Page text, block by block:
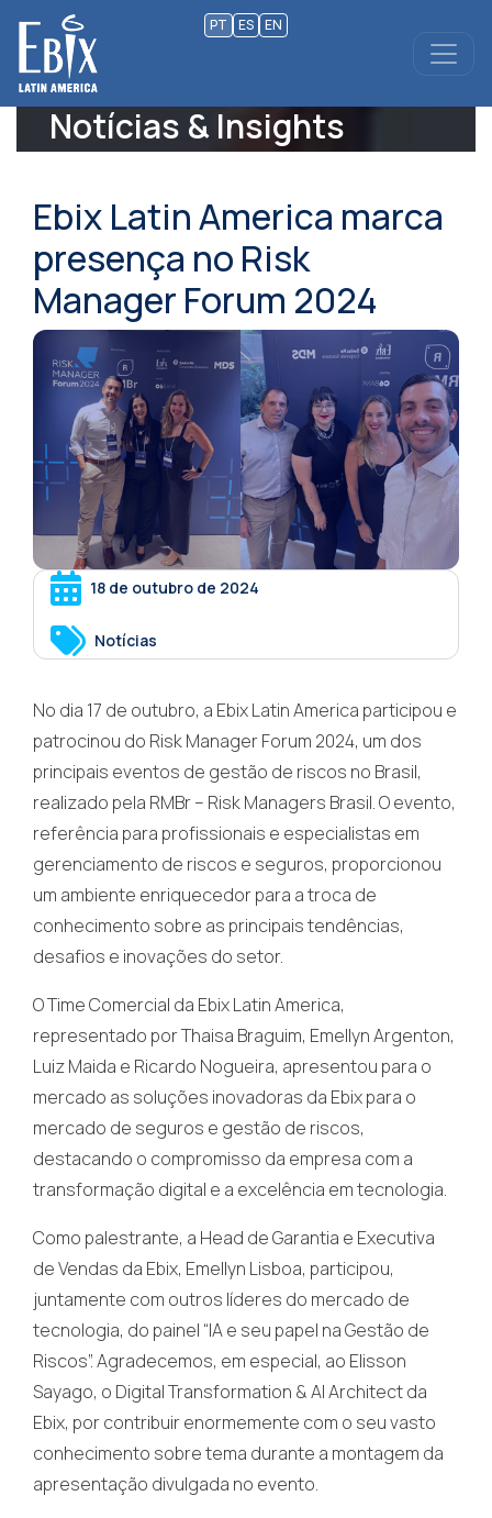
PT ES EN
Notícias & Insights
Ebix Latin America marca
presença no Risk
Manager Forum 2024
18 de outubro de 2024
Notícias
No dia 17 de outubro, a Ebix Latin America participou e
patrocinou do Risk Manager Forum 2024, um dos
principais eventos de gestão de riscos no Brasil,
realizado pela RMBr – Risk Managers Brasil. O evento,
referência para profissionais e especialistas em
gerenciamento de riscos e seguros, proporcionou
um ambiente enriquecedor para a troca de
conhecimento sobre as principais tendências,
desafios e inovações do setor.
O Time Comercial da Ebix Latin America,
representado por Thaisa Braguim, Emellyn Argenton,
Luiz Maida e Ricardo Nogueira, apresentou para o
mercado as soluções inovadoras da Ebix para o
mercado de seguros e gestão de riscos,
destacando o compromisso da empresa com a
transformação digital e a excelência em tecnologia.
Como palestrante, a Head de Garantia e Executiva
de Vendas da Ebix, Emellyn Lisboa, participou,
juntamente com outros líderes do mercado de
tecnologia, do painel “IA e seu papel na Gestão de
Riscos”. Agradecemos, em especial, ao Elisson
Sayago, o Digital Transformation & AI Architect da
Ebix, por contribuir enormemente com o seu vasto
conhecimento sobre tema durante a montagem da
apresentação divulgada no evento.